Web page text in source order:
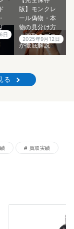
日
版】モンクレ
ール偽物・本
物の見分け方
｜買取のプロ
が徹底解説
2025年9月12日
る
買取実績